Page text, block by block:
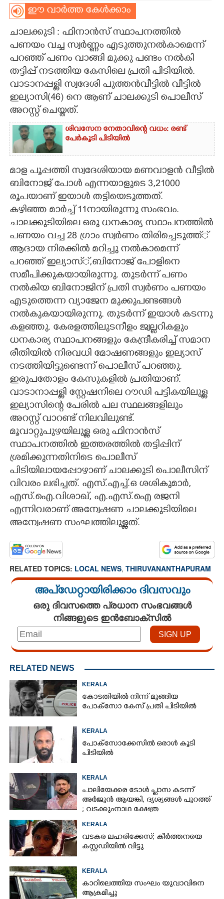
CARTOONS
LITERATURE
ZOOM
CONTACT US
ഈ വാർത്ത കേൾക്കാം
ചാലക്കുടി : ഫിനാൻസ് സ്ഥാപനത്തിൽ
പണയം വച്ച സ്വർണ്ണം എടുത്തുനൽകാമെന്ന്
പറഞ്ഞ് പണം വാങ്ങി മുക്കു പണ്ടം നൽകി
തട്ടിപ്പ് നടത്തിയ കേസിലെ പ്രതി പിടിയിൽ.
വാടാനപ്പള്ളി സ്വദേശി പുത്തൻവീട്ടിൽ വീട്ടിൽ
ഇല്യാസി(46) നെ ആണ് ചാലക്കുടി പൊലീസ്
അറസ്റ്റ് ചെയ്തത്.
ശിവസേന നേതാവിന്റെ വധം: രണ്ട്
പേർകൂടി പിടിയിൽ
മാള പൂപ്പത്തി സ്വദേശിയായ മണവാളൻ വീട്ടിൽ
ബിനോജ് പോൾ എന്നയാളുടെ 3,21000
രൂപയാണ് ഇയാൾ തട്ടിയെടുത്തത്.
കഴിഞ്ഞ മാർച്ച് 11നായിരുന്നു സംഭവം.
ചാലക്കുടിയിലെ ഒരു ധനകാര്യ സ്ഥാപനത്തിൽ
പണയം വച്ച 28 ഗ്രാം സ്വർണം തിരിച്ചെടുത്ത്്
ആദായ നിരക്കിൽ മറിച്ചു നൽകാമെന്ന്
പറഞ്ഞ് ഇല്യാസ്്,ബിനോജ് പോളിനെ
സമീപിക്കുകയായിരുന്നു. തുടർന്ന് പണം
നൽകിയ ബിനോജിന് പ്രതി സ്വർണം പണയം
എടുത്തെന്ന വ്യാജേന മുക്കുപണ്ടങ്ങൾ
നൽകുകയായിരുന്നു. തുടർന്ന് ഇയാൾ കടന്നു
കളഞ്ഞു. കേരളത്തിലുടനീളം ജ്വല്ലറികളും
ധനകാര്യ സ്ഥാപനങ്ങളും കേന്ദ്രീകരിച്ച് സമാന
രീതിയിൽ നിരവധി മോഷണങ്ങളും ഇല്യാസ്
നടത്തിയിട്ടുണ്ടെന്ന് പൊലീസ് പറഞ്ഞു.
ഇരുപതോളം കേസുകളിൽ പ്രതിയാണ്.
വാടാനാപ്പള്ളി സ്റ്റേഷനിലെ റൗഡി പട്ടികയിലുള്ള
ഇല്യാസിന്റെ പേരിൽ പല സ്ഥലങ്ങളിലും
അറസ്റ്റ് വാറണ്ട് നിലവിലുണ്ട്.
മൂവാറ്റുപുഴയിലുള്ള ഒരു ഫിനാൻസ്
സ്ഥാപനത്തിൽ ഇത്തരത്തിൽ തട്ടിപ്പിന്
ശ്രമിക്കുന്നതിനിടെ പൊലീസ്
പിടിയിലായപ്പോഴാണ് ചാലക്കുടി പൊലീസിന്
വിവരം ലഭിച്ചത്. എസ്.എച്ച്.ഒ ശശികുമാർ,
എസ്.ഐ.വിശാഖ്, എ.എസ്.ഐ രജനി
എന്നിവരാണ് അന്വേഷണ ചാലക്കുടിയിലെ
അന്വേഷണ സംഘത്തിലുള്ളത്.
RELATED TOPICS: LOCAL NEWS, THIRUVANANTHAPURAM
അപ്ഡേറ്റായിരിക്കാം ദിവസവും
ഒരു ദിവസത്തെ പ്രധാന സംഭവങ്ങൾ
നിങ്ങളുടെ ഇൻബോക്സിൽ
RELATED NEWS
KERALA
കോടതിയിൽ നിന്ന് മുങ്ങിയ
പോക്സോ കേസ് പ്രതി പിടിയിൽ
KERALA
പോക്സോക്കേസിൽ ഒരാൾ കൂടി
പിടിയിൽ
KERALA
പാലിയേക്കര ടോൾ പ്ലാസ കടന്ന്
അർജുൻ ആയങ്കി,​ ദൃശ്യങ്ങൾ പുറത്ത്
; വടക്കുംനാഥ ക്ഷേത്ര
മൈതാനത്തുണ്ടെന്ന് ഫേസ്ബുക്ക്
പോസ്റ്റ്
KERALA
വടകര ലഹരിക്കേസ്; കീർത്തനയെ
കസ്റ്റഡിയിൽ വിട്ടു
KERALA
കാറിലെത്തിയ സംഘം യുവാവിനെ
ആക്രമിച്ചു